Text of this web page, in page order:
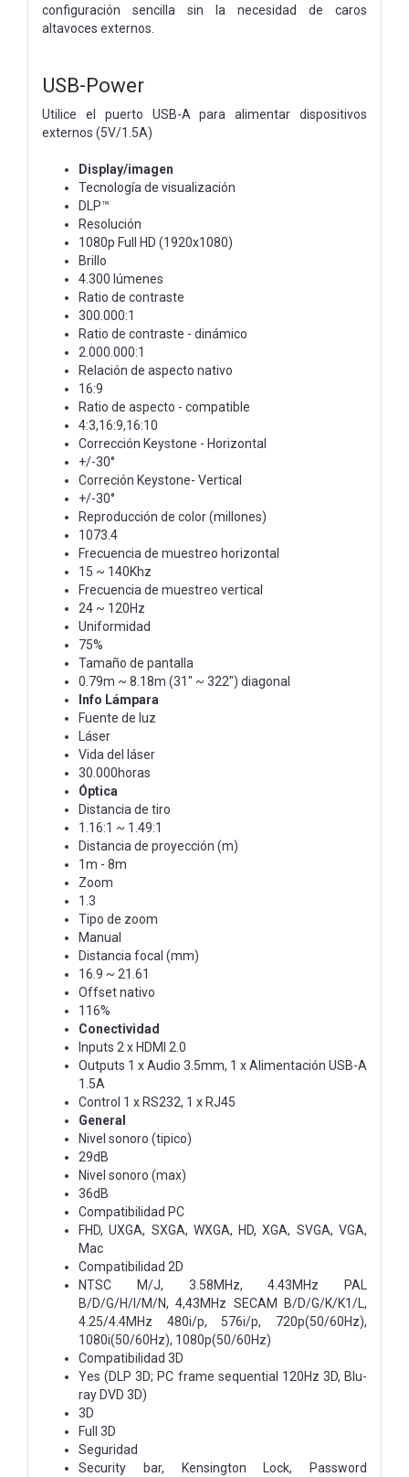
configuración sencilla sin la necesidad de caros
altavoces externos.
USB-Power
Utilice el puerto USB-A para alimentar dispositivos
externos (5V/1.5A)
Display/imagen
Tecnología de visualización
DLP™
Resolución
1080p Full HD (1920x1080)
Brillo
4.300 lúmenes
Ratio de contraste
300.000:1
Ratio de contraste - dinámico
2.000.000:1
Relación de aspecto nativo
16:9
Ratio de aspecto - compatible
4:3,16:9,16:10
Corrección Keystone - Horizontal
+/-30°
Correción Keystone- Vertical
+/-30°
Reproducción de color (millones)
1073.4
Frecuencia de muestreo horizontal
15 ~ 140Khz
Frecuencia de muestreo vertical
24 ~ 120Hz
Uniformidad
75%
Tamaño de pantalla
0.79m ~ 8.18m (31" ~ 322") diagonal
Info Lámpara
Fuente de luz
Láser
Vida del láser
30.000horas
Óptica
Distancia de tiro
1.16:1 ~ 1.49:1
Distancia de proyección (m)
1m - 8m
Zoom
1.3
Tipo de zoom
Manual
Distancia focal (mm)
16.9 ~ 21.61
Offset nativo
116%
Conectividad
Inputs 2 x HDMI 2.0
Outputs 1 x Audio 3.5mm, 1 x Alimentación USB-A
1.5A
Control 1 x RS232, 1 x RJ45
General
Nivel sonoro (tipico)
29dB
Nivel sonoro (max)
36dB
Compatibilidad PC
FHD, UXGA, SXGA, WXGA, HD, XGA, SVGA, VGA,
Mac
Compatibilidad 2D
NTSC M/J, 3.58MHz, 4.43MHz PAL
B/D/G/H/I/M/N, 4,43MHz SECAM B/D/G/K/K1/L,
4.25/4.4MHz 480i/p, 576i/p, 720p(50/60Hz),
1080i(50/60Hz), 1080p(50/60Hz)
Compatibilidad 3D
Yes (DLP 3D; PC frame sequential 120Hz 3D, Blu-
ray DVD 3D)
3D
Full 3D
Seguridad
Security bar, Kensington Lock, Password